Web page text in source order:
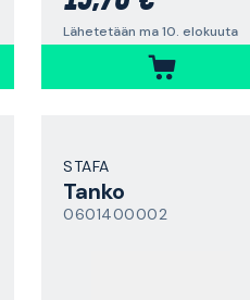
Lähetetään ma 10. elokuuta
STAFA
Tanko
0601400002